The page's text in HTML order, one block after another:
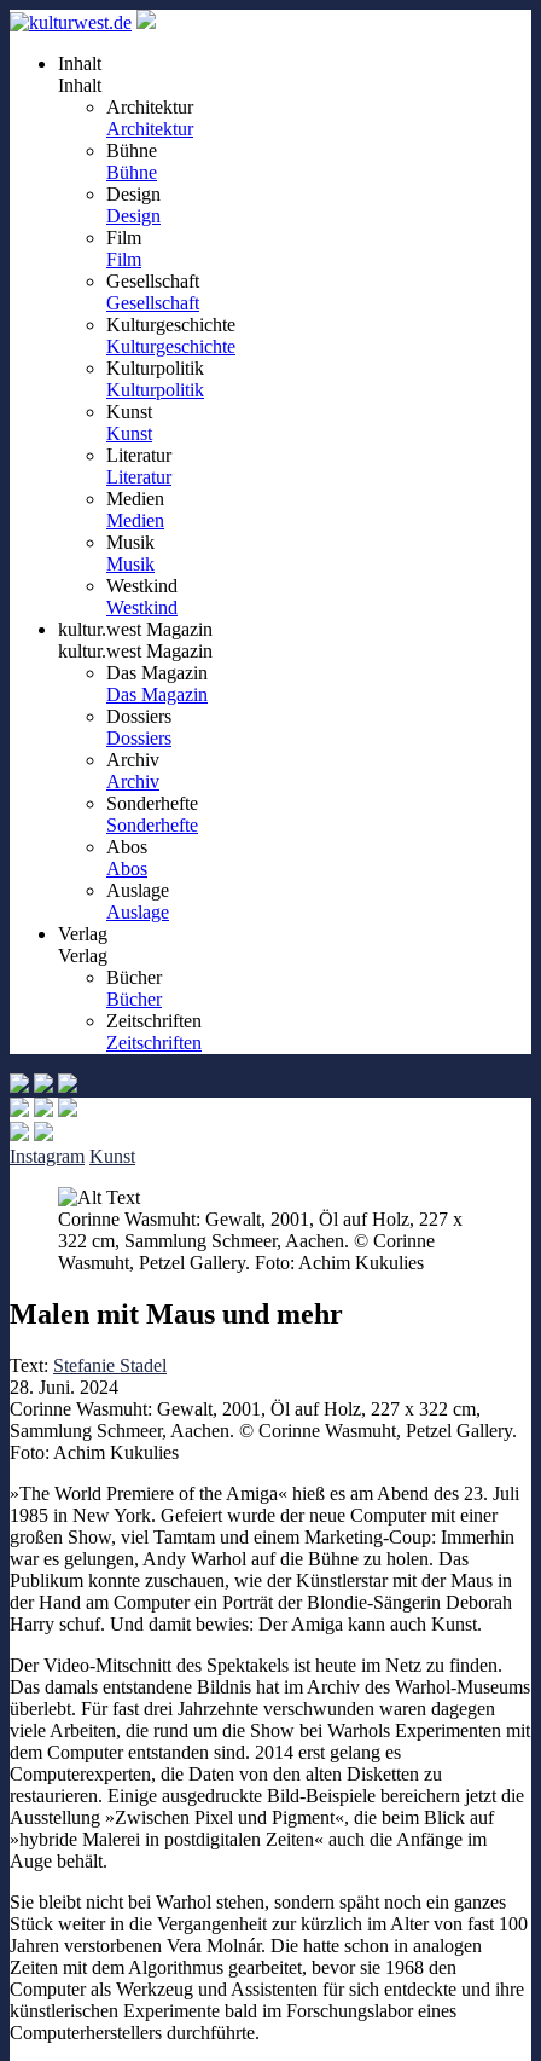
Inhalt
Inhalt
Architektur
Architektur
Bühne
Bühne
Design
Design
Film
Film
Gesellschaft
Gesellschaft
Kulturgeschichte
Kulturgeschichte
Kulturpolitik
Kulturpolitik
Kunst
Kunst
Literatur
Literatur
Medien
Medien
Musik
Musik
Westkind
Westkind
kultur.west Magazin
kultur.west Magazin
Das Magazin
Das Magazin
Dossiers
Dossiers
Archiv
Archiv
Sonderhefte
Sonderhefte
Abos
Abos
Auslage
Auslage
Verlag
Verlag
Bücher
Bücher
Zeitschriften
Zeitschriften
Instagram Kunst
Corinne Wasmuht: Gewalt, 2001, Öl auf Holz, 227 x
322 cm, Sammlung Schmeer, Aachen. © Corinne
Wasmuht, Petzel Gallery. Foto: Achim Kukulies
Malen mit Maus und mehr
Text: Stefanie Stadel
28. Juni. 2024
Corinne Wasmuht: Gewalt, 2001, Öl auf Holz, 227 x 322 cm,
Sammlung Schmeer, Aachen. © Corinne Wasmuht, Petzel Gallery.
Foto: Achim Kukulies
»The World Premiere of the Amiga« hieß es am Abend des 23. Juli
1985 in New York. Gefeiert wurde der neue Computer mit einer
großen Show, viel Tamtam und einem Marketing-Coup: Immerhin
war es gelungen, Andy Warhol auf die Bühne zu holen. Das
Publikum konnte zuschauen, wie der Künstlerstar mit der Maus in
der Hand am Computer ein Porträt der Blondie-Sängerin Deborah
Harry schuf. Und damit bewies: Der Amiga kann auch Kunst.
Der Video-Mitschnitt des Spektakels ist heute im Netz zu finden.
Das damals entstandene Bildnis hat im Archiv des Warhol-Museums
überlebt. Für fast drei Jahrzehnte verschwunden waren dagegen
viele Arbeiten, die rund um die Show bei Warhols Experimenten mit
dem Computer entstanden sind. 2014 erst gelang es
Computerexperten, die Daten von den alten Disketten zu
restaurieren. Einige ausgedruckte Bild-Beispiele bereichern jetzt die
Ausstellung »Zwischen Pixel und Pigment«, die beim Blick auf
»hybride Malerei in postdigitalen Zeiten« auch die Anfänge im
Auge behält.
Sie bleibt nicht bei Warhol stehen, sondern späht noch ein ganzes
Stück weiter in die Vergangenheit zur kürzlich im Alter von fast 100
Jahren verstorbenen Vera Molnár. Die hatte schon in analogen
Zeiten mit dem Algorithmus gearbeitet, bevor sie 1968 den
Computer als Werkzeug und Assistenten für sich entdeckte und ihre
künstlerischen Experimente bald im Forschungslabor eines
Computerherstellers durchführte.